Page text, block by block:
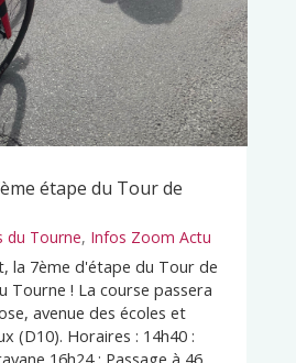
étape du Tour de
du Tourne, Infos Zoom Actu
la 7ème d'étape du Tour de
Tourne ! La course passera
avenue des écoles et
(D10). Horaires : 14h40 :